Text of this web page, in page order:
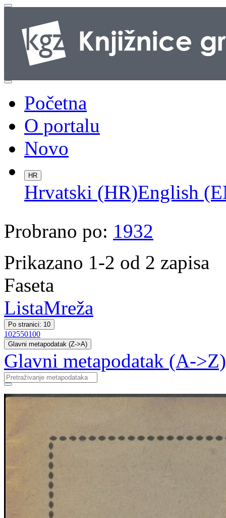
Početna
O portalu
Novo
HR
Hrvatski (HR)English
Probrano po: 1932
Prikazano 1-2 od 2 zapisa
Faseta
ListaMreža
Po stranici: 10
102550100
Glavni metapodatak (Z->A)
Glavni metapodatak (A->Z)